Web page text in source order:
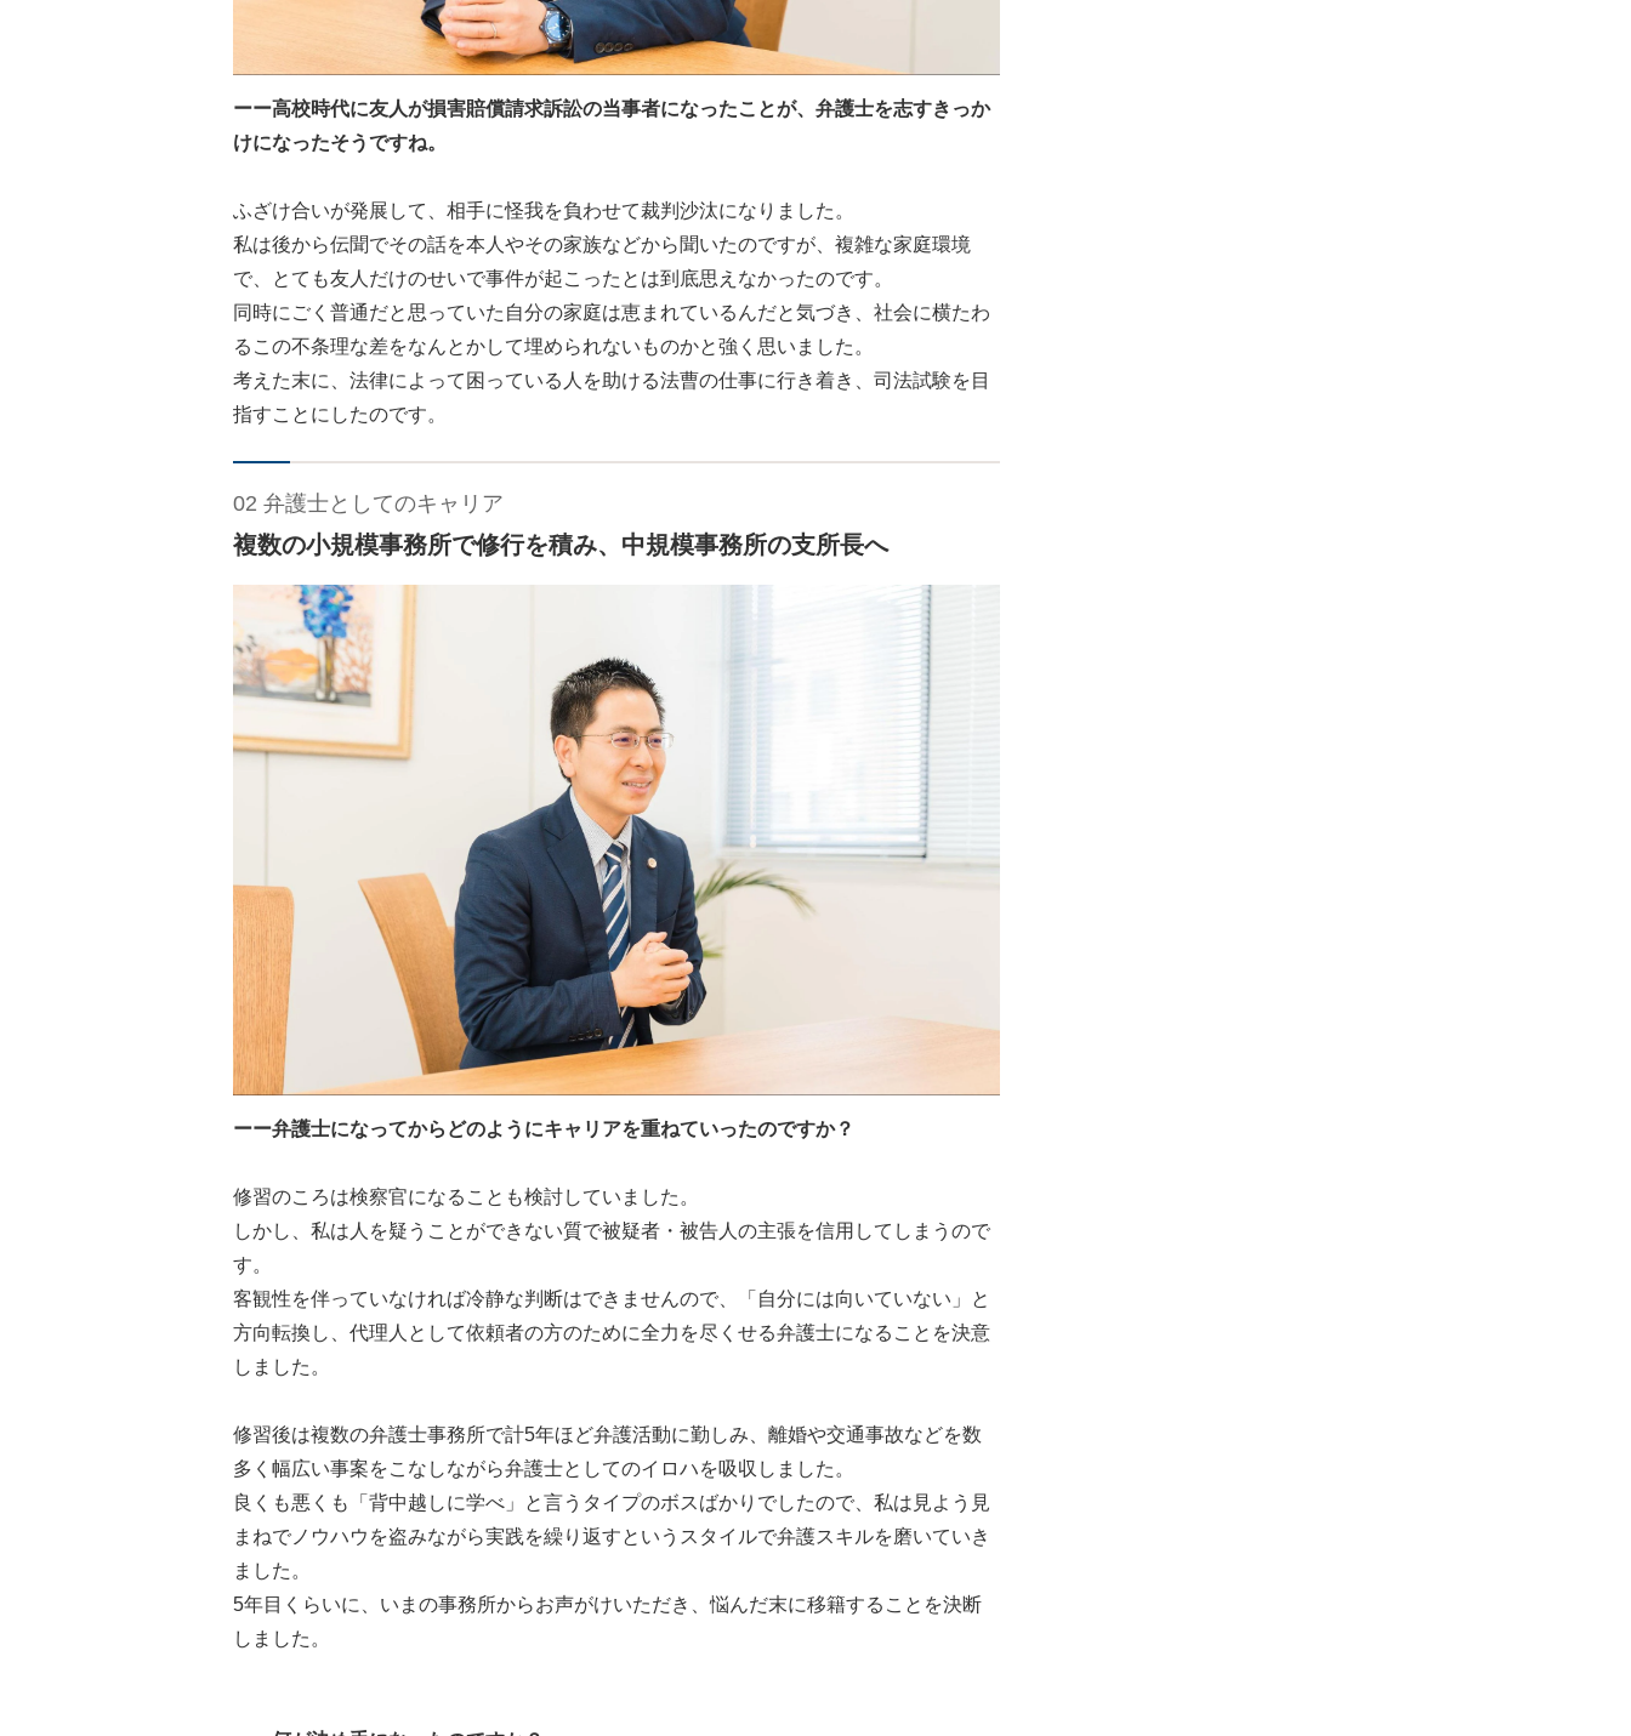
ーー高校時代に友人が損害賠償請求訴訟の当事者になったことが、弁護士を志すきっか
けになったそうですね。
ふざけ合いが発展して、相手に怪我を負わせて裁判沙汰になりました。
私は後から伝聞でその話を本人やその家族などから聞いたのですが、複雑な家庭環境
で、とても友人だけのせいで事件が起こったとは到底思えなかったのです。
同時にごく普通だと思っていた自分の家庭は恵まれているんだと気づき、社会に横たわ
るこの不条理な差をなんとかして埋められないものかと強く思いました。
考えた末に、法律によって困っている人を助ける法曹の仕事に行き着き、司法試験を目
指すことにしたのです。
02 弁護士としてのキャリア
複数の小規模事務所で修行を積み、中規模事務所の支所長へ
ーー弁護士になってからどのようにキャリアを重ねていったのですか？
修習のころは検察官になることも検討していました。
しかし、私は人を疑うことができない質で被疑者・被告人の主張を信用してしまうので
す。
客観性を伴っていなければ冷静な判断はできませんので、「自分には向いていない」と
方向転換し、代理人として依頼者の方のために全力を尽くせる弁護士になることを決意
しました。
修習後は複数の弁護士事務所で計5年ほど弁護活動に勤しみ、離婚や交通事故などを数
多く幅広い事案をこなしながら弁護士としてのイロハを吸収しました。
良くも悪くも「背中越しに学べ」と言うタイプのボスばかりでしたので、私は見よう見
まねでノウハウを盗みながら実践を繰り返すというスタイルで弁護スキルを磨いていき
ました。
5年目くらいに、いまの事務所からお声がけいただき、悩んだ末に移籍することを決断
しました。